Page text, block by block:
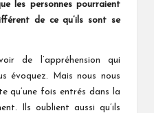
les personnes pourraient
de ce qu’ils sont se
de l’appréhension qui
évoquez. Mais nous nous
qu’une fois entrés dans la
Ils oublient aussi qu’ils